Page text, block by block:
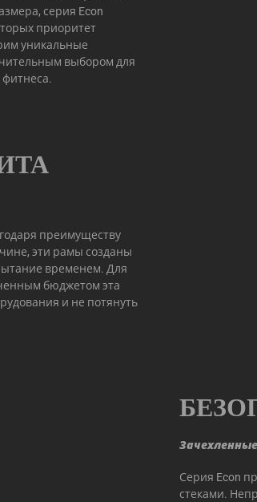
серия Econ
приоритет
уникальные
выбором для
фитнеса.
преимуществу
эти рамы созданы
временем. Для
бюджетом эта
и не потянуть
Серия Econ
стеками.